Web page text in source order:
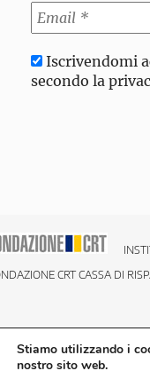
Iscrivendomi
secondo la
CRT CASSA DI
Stiamo utilizzando i
nostro sito web.